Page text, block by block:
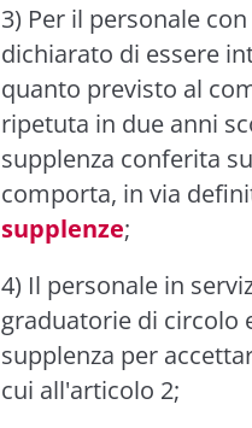
3) Per il personale
dichiarato di essere
quanto previsto al
ripetuta in due anni
supplenza conferita
comporta, in via
supplenze;
4) Il personale in
graduatorie di circolo
supplenza per
cui all'articolo 2;